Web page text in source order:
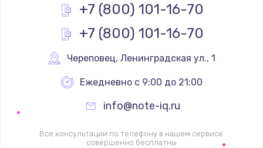
+7 (800) 101-16-70
+7 (800) 101-16-70
Череповец, Ленинградская ул., 1
Ежедневно с 9:00 до 21:00
info@note-iq.ru
Все консультации по телефону в нашем сервисе
совершенно бесплатны